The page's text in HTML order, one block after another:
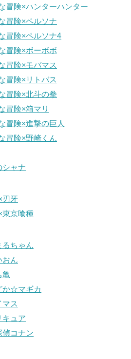
冒険×ハンターハンター
冒険×ペルソナ
冒険×ペルソナ4
冒険×ボーボボ
冒険×モバマス
冒険×リトバス
冒険×北斗の拳
冒険×箱マリ
冒険×進撃の巨人
冒険×野崎くん
シャナ
刃牙
東京喰種
るちゃん
おん
亀
か☆マギカ
マス
キュア
偵コナン